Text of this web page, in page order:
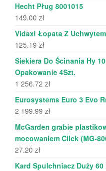
Hecht Pług 8001015
149.00 zł
Vidaxl Łopata Z
125.19 zł
Siekiera Do Ścinania Hy
Opakowanie 4Szt.
1 256.72 zł
Eurosystems Euro 3 Evo
2 199.99 zł
McGarden grabie
mocowaniem Click (MG-
27.20 zł
Kard Spulchniacz Duży 60